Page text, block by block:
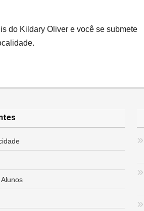
do Kildary Oliver e você se submete